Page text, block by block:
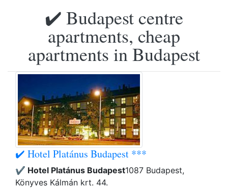
✔️ Budapest centre
apartments, cheap
apartments in Budapest
✔️ Hotel Platánus Budapest ***
✔️ Hotel Platánus Budapest1087 Budapest,
Könyves Kálmán krt. 44.